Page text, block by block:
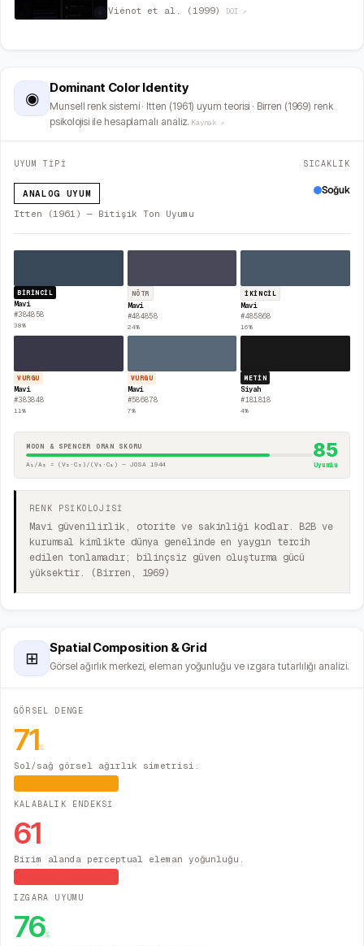
Viénot et al. (1999) DOI ↗
◉
Dominant Color Identity
Munsell renk sistemi · Itten (1961) uyum teorisi · Birren (1969) renk
psikolojisi ile hesaplamalı analiz. Kaynak ↗
UYUM TİPİ
ANALOG UYUM
Itten (1961) — Bitişik Ton Uyumu
SICAKLIK
Soğuk
BIRINCIL
Mavi
#384858
38%
NÖTR
Mavi
#484858
24%
İKINCIL
Mavi
#485868
16%
VURGU
Mavi
#383848
11%
VURGU
Mavi
#586878
7%
METIN
Siyah
#181818
4%
MOON & SPENCER ORAN SKORU
A₁/A₂ = (V₂·C₂)/(V₁·C₁) — JOSA 1944
85
Uyumlu
RENK PSİKOLOJİSİ
Mavi güvenilirlik, otorite ve sakinliği kodlar. B2B ve
kurumsal kimlikte dünya genelinde en yaygın tercih
edilen tonlamadır; bilinçsiz güven oluşturma gücü
yüksektir. (Birren, 1969)
⊞
Spatial Composition & Grid
Görsel ağırlık merkezi, eleman yoğunluğu ve ızgara tutarlılığı analizi.
GÖRSEL DENGE
71%
Sol/sağ görsel ağırlık simetrisi.
KALABALIK ENDEKSİ
61
Birim alanda perceptual eleman yoğunluğu.
IZGARA UYUMU
76%